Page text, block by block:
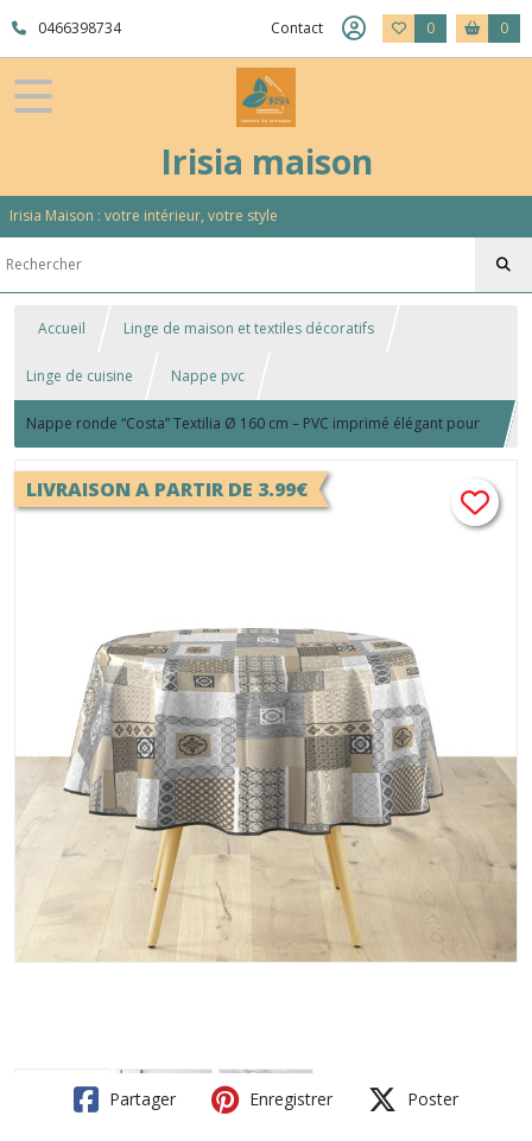
0466398734 Contact 0 0
Irisia maison
Irisia Maison : votre intérieur, votre style
Accueil Linge de maison et textiles décoratifs
Linge de cuisine Nappe pvc
Nappe ronde “Costa” Textilia Ø 160 cm – PVC imprimé élégant pour
table
LIVRAISON A PARTIR DE 3.99€
Partager Enregistrer Poster